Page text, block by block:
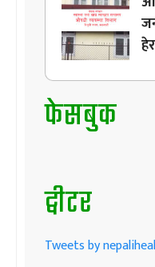
फेसबुक
ट्वीटर
Tweets by